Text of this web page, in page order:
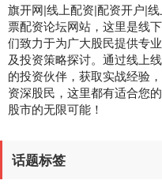
旗开网|线上配资|配资开户|
票配资论坛网站，这里是线
们致力于为广大股民提供专
及投资策略探讨。通过线上
的投资伙伴，获取实战经验
资深股民，这里都有适合您
股市的无限可能！
话题标签